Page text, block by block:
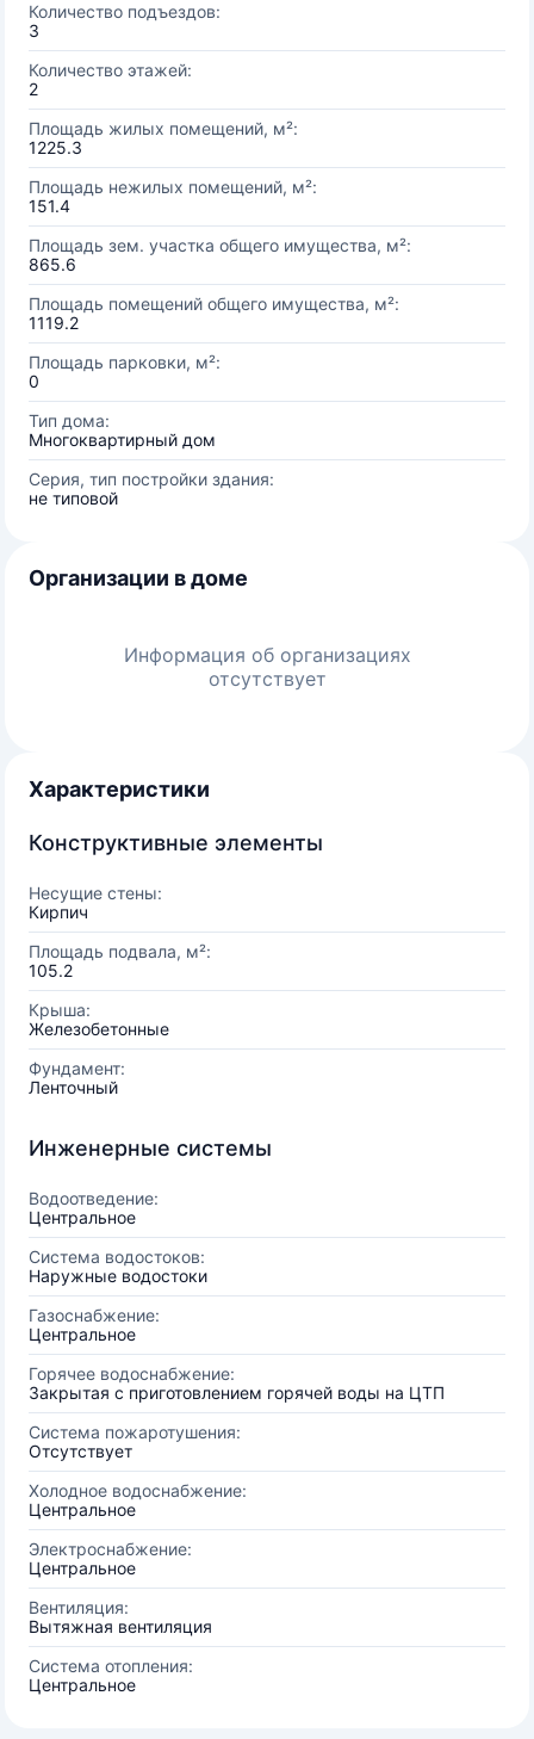
Количество подъездов:
3
Количество этажей:
2
Площадь жилых помещений, м²:
1225.3
Площадь нежилых помещений, м²:
151.4
Площадь зем. участка общего имущества, м²:
865.6
Площадь помещений общего имущества, м²:
1119.2
Площадь парковки, м²:
0
Тип дома:
Многоквартирный дом
Серия, тип постройки здания:
не типовой
Организации в доме
Информация об организациях
отсутствует
Характеристики
Конструктивные элементы
Несущие стены:
Кирпич
Площадь подвала, м²:
105.2
Крыша:
Железобетонные
Фундамент:
Ленточный
Инженерные системы
Водоотведение:
Центральное
Система водостоков:
Наружные водостоки
Газоснабжение:
Центральное
Горячее водоснабжение:
Закрытая с приготовлением горячей воды на ЦТП
Система пожаротушения:
Отсутствует
Холодное водоснабжение:
Центральное
Электроснабжение:
Центральное
Вентиляция:
Вытяжная вентиляция
Система отопления:
Центральное